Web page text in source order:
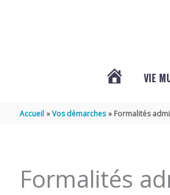
MAZERAY
VIE
Accueil Vos démarches Formalités
Formalités